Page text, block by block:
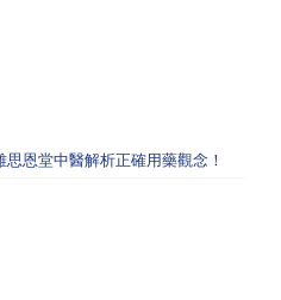
恩堂中醫解析正確用藥觀念！